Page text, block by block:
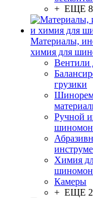
+ ЕЩЕ 8
Материалы,
химия для
Вентили
грузики
Ручной
Химия
Камеры
+ ЕЩЕ 2